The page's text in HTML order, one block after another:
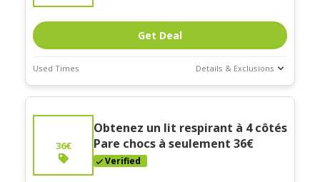
Get Deal
Used Times Details & Exclusions
Deal Stats
Expires:
36€
Obtenez un lit respirant à 4 côtés
Pare chocs à seulement 36€
Verified